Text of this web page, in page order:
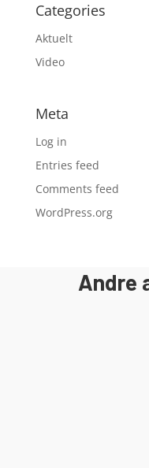
Categories
Aktuelt
Video
Meta
Log in
Entries feed
Comments feed
WordPress.org
Andre